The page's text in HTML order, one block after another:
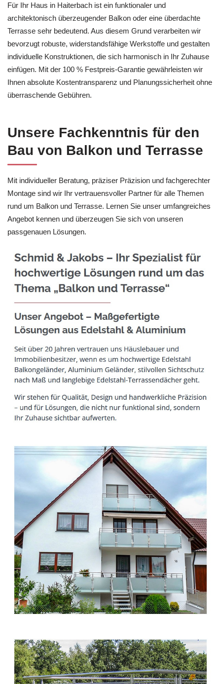
Für Ihr Haus in Haiterbach ist ein funktionaler und
architektonisch überzeugender Balkon oder eine überdachte
Terrasse sehr bedeutend. Aus diesem Grund verarbeiten wir
bevorzugt robuste, widerstandsfähige Werkstoffe und gestalten
individuelle Konstruktionen, die sich harmonisch in Ihr Zuhause
einfügen. Mit der 100 % Festpreis-Garantie gewährleisten wir
Ihnen absolute Kostentransparenz und Planungssicherheit ohne
überraschende Gebühren.
Unsere Fachkenntnis für den
Bau von Balkon und Terrasse
Mit individueller Beratung, präziser Präzision und fachgerechter
Montage sind wir Ihr vertrauensvoller Partner für alle Themen
rund um Balkon und Terrasse. Lernen Sie unser umfangreiches
Angebot kennen und überzeugen Sie sich von unseren
passgenauen Lösungen.